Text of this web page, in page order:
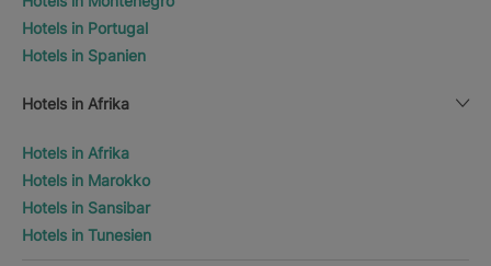
Hotels in Portugal
Hotels in Spanien
Hotels in Afrika
Hotels in Afrika
Hotels in Marokko
Hotels in Sansibar
Hotels in Tunesien